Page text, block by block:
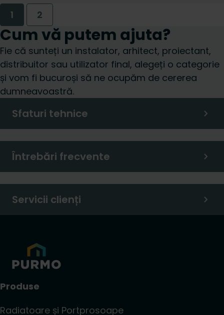
1 2
Cum vă putem ajuta?
Fie că sunteți un instalator, arhitect, proiectant,
distribuitor sau utilizator final, alegeți o categorie
și vom fi bucuroși să ne ocupăm de cererea
dumneavoastră.
Sfaturi tehnice
Întrebări frecvente
Servicii clienți
Produse
Radiatoare și Portprosoape